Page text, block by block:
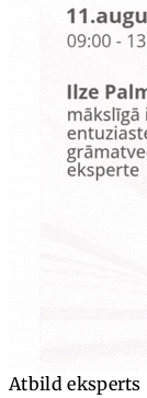
Atbild eksperts